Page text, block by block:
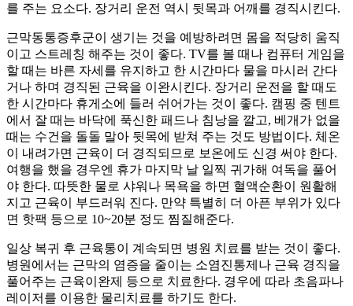
를 주는 요소다. 장거리 운전 역시 뒷목과 어깨를 경직시킨다.
근막동통증후군이 생기는 것을 예방하려면 몸을 적당히 움직
이고 스트레칭 해주는 것이 좋다. TV를 볼 때나 컴퓨터 게임을
할 때는 바른 자세를 유지하고 한 시간마다 물을 마시러 간다
거나 하며 경직된 근육을 이완시킨다. 장거리 운전을 할 때도
한 시간마다 휴게소에 들러 쉬어가는 것이 좋다. 캠핑 중 텐트
에서 잘 때는 바닥에 푹신한 패드나 침낭을 깔고, 베개가 없을
때는 수건을 돌돌 말아 뒷목에 받쳐 주는 것도 방법이다. 체온
이 내려가면 근육이 더 경직되므로 보온에도 신경 써야 한다.
여행을 했을 경우엔 휴가 마지막 날 일찍 귀가해 여독을 풀어
야 한다. 따뜻한 물로 샤워나 목욕을 하면 혈액순환이 원활해
지고 근육이 부드러워 진다. 만약 특별히 더 아픈 부위가 있다
면 핫팩 등으로 10~20분 정도 찜질해준다.
일상 복귀 후 근육통이 계속되면 병원 치료를 받는 것이 좋다.
병원에서는 근막의 염증을 줄이는 소염진통제나 근육 경직을
풀어주는 근육이완제 등으로 치료한다. 경우에 따라 초음파나
레이저를 이용한 물리치료를 하기도 한다.